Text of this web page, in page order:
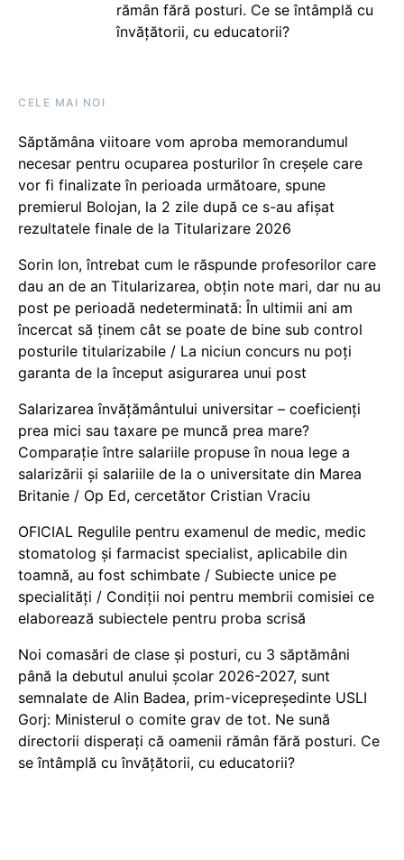
rămân fără posturi. Ce se întâmplă cu
învățătorii, cu educatorii?
CELE MAI NOI
Săptămâna viitoare vom aproba memorandumul
necesar pentru ocuparea posturilor în creșele care
vor fi finalizate în perioada următoare, spune
premierul Bolojan, la 2 zile după ce s-au afișat
rezultatele finale de la Titularizare 2026
Sorin Ion, întrebat cum le răspunde profesorilor care
dau an de an Titularizarea, obțin note mari, dar nu au
post pe perioadă nedeterminată: În ultimii ani am
încercat să ținem cât se poate de bine sub control
posturile titularizabile / La niciun concurs nu poți
garanta de la început asigurarea unui post
Salarizarea învățământului universitar – coeficienți
prea mici sau taxare pe muncă prea mare?
Comparație între salariile propuse în noua lege a
salarizării și salariile de la o universitate din Marea
Britanie / Op Ed, cercetător Cristian Vraciu
OFICIAL Regulile pentru examenul de medic, medic
stomatolog și farmacist specialist, aplicabile din
toamnă, au fost schimbate / Subiecte unice pe
specialități / Condiții noi pentru membrii comisiei ce
elaborează subiectele pentru proba scrisă
Noi comasări de clase și posturi, cu 3 săptămâni
până la debutul anului școlar 2026-2027, sunt
semnalate de Alin Badea, prim-vicepreședinte USLI
Gorj: Ministerul o comite grav de tot. Ne sună
directorii disperați că oamenii rămân fără posturi. Ce
se întâmplă cu învățătorii, cu educatorii?